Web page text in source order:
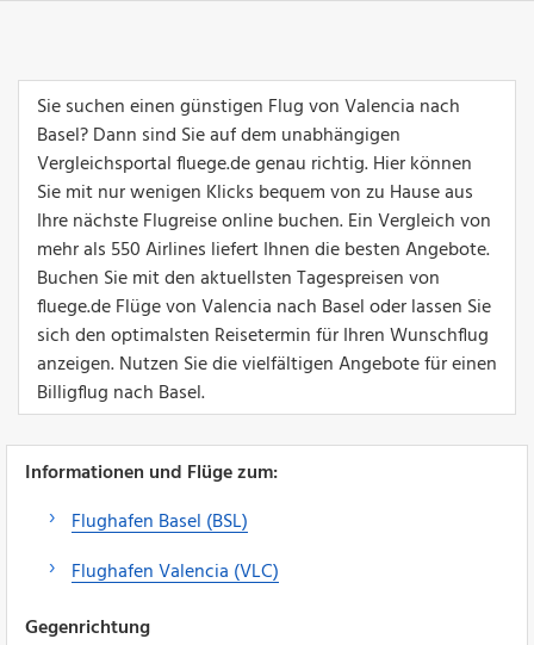
Sie suchen einen günstigen Flug von Valencia nach
Basel? Dann sind Sie auf dem unabhängigen
Vergleichsportal fluege.de genau richtig. Hier können
Sie mit nur wenigen Klicks bequem von zu Hause aus
Ihre nächste Flugreise online buchen. Ein Vergleich von
mehr als 550 Airlines liefert Ihnen die besten Angebote.
Buchen Sie mit den aktuellsten Tagespreisen von
fluege.de Flüge von Valencia nach Basel oder lassen Sie
sich den optimalsten Reisetermin für Ihren Wunschflug
anzeigen. Nutzen Sie die vielfältigen Angebote für einen
Billigflug nach Basel.
Informationen und Flüge zum:
Flughafen Basel (BSL)
Flughafen Valencia (VLC)
Gegenrichtung